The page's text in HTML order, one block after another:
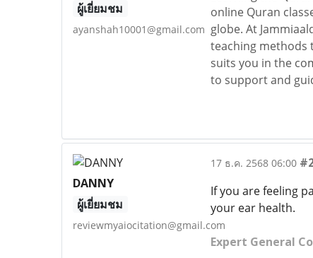
ผู้เยี่ยมชม
ayanshah10001@gmail.com
online Quran
globe. At
teaching methods
suits you in the
to support and
DANNY
ผู้เยี่ยมชม
reviewmyaiocitation@gmail.com
17 ธ.ค. 2568 06:00
If you are feeling
your ear health.
Expert General